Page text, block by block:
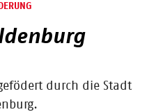
durch die Stadt